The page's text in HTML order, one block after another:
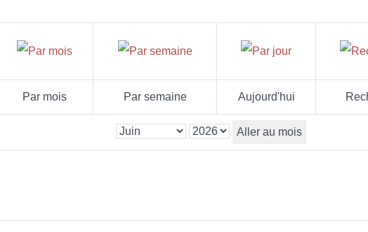
Par mois Par semaine Aujourd'hui
Aller au mois